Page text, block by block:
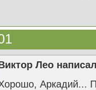
Лео
Аркадий...